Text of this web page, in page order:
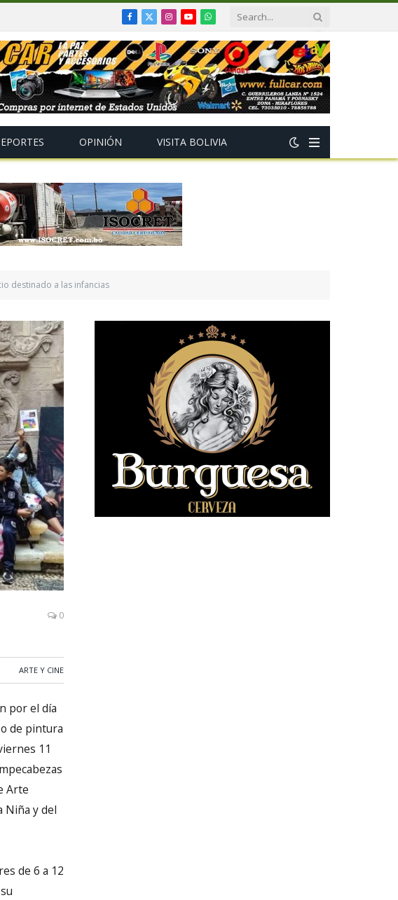
Facebook
X
(Twitter)
Instagram
YouTubeWhatsApp
OPINIÓN VISITA BOLIVIA
destinado a las infancias
0
ARTE Y CINE
por el día
de pintura
11
Arte
Niña y del
de 6 a 12